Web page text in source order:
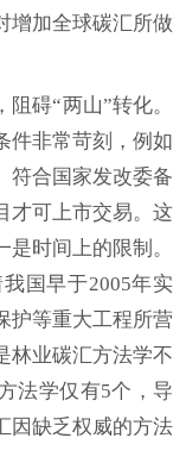
增加全球碳汇所做
碍“两山”转化。
件非常苛刻，例如
符合国家发改委备
才可上市交易。这
时间上的限制。
国早于2005年实
护等重大工程所营
林业碳汇方法学不
法学仅有5个，导
因缺乏权威的方法